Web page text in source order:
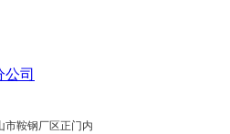
司
市鞍钢厂区正门内